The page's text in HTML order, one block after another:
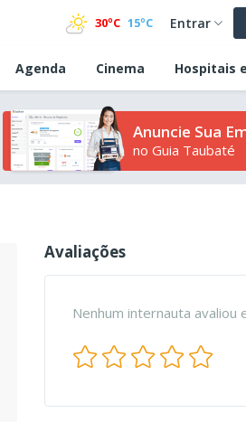
30ºC 15ºC Entrar
Agenda Cinema Hospitais
Anuncie Sua
no Guia Taubaté
Avaliações
Nenhum internauta avaliou